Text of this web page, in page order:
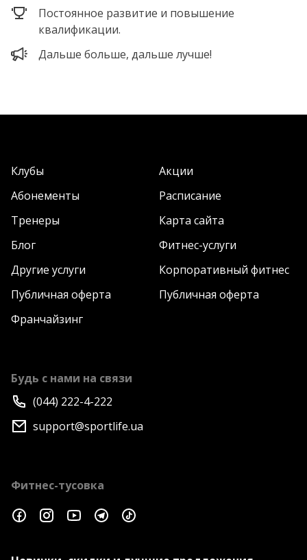
Постоянное развитие и повышение
квалификации.
Дальше больше, дальше лучше!
Клубы
Акции
Абонементы
Расписание
Тренеры
Карта сайта
Блог
Фитнес-услуги
Другие услуги
Корпоративный фитнес
Публичная оферта
Публичная оферта
Франчайзинг
Будь с нами на связи
(044) 222-4-222
support@sportlife.ua
Фитнес-тусовка